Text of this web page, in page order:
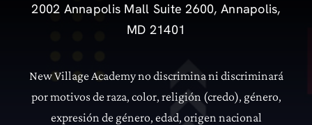
2002 Annapolis Mall Suite 2600, Annapolis,
MD 21401
New Village Academy no discrimina ni discriminará
por motivos de raza, color, religión (credo), género,
expresión de género, edad, origen nacional